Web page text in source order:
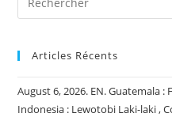
Articles Récents
August 6, 2026. EN. Guatemala :
Indonesia : Lewotobi Laki-laki ,